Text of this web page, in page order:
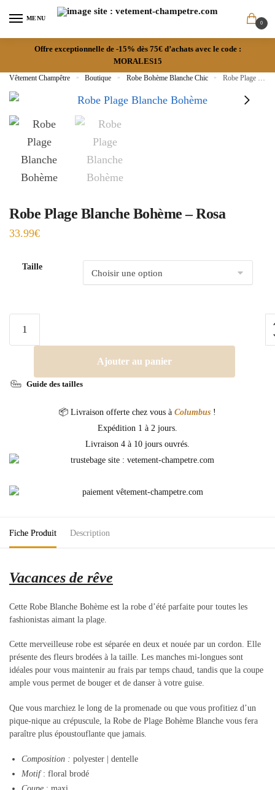
MENU
0
Offre exceptionnelle de -15% dès 75€ d’achats avec le code :
MORALES15
Vêtement Champêtre » Boutique » Robe Bohème Blanche Chic » Robe Plage Blanche Bohème – Rosa
Robe Plage Blanche Bohème – Rosa
33.99€
Taille
Ajouter au panier
Guide des tailles
📦 Livraison offerte chez vous à Columbus !
Expédition 1 à 2 jours.
Livraison 4 à 10 jours ouvrés.
Fiche Produit Description
Vacances de rêve
Cette Robe Blanche Bohème est la robe d’été parfaite pour toutes les
fashionistas aimant la plage.
Cette merveilleuse robe est séparée en deux et nouée par un cordon. Elle
présente des fleurs brodées à la taille. Les manches mi-longues sont
idéales pour vous maintenir au frais par temps chaud, tandis que la coupe
ample vous permet de bouger et de danser à votre guise.
Que vous marchiez le long de la promenade ou que vous profitiez d’un
pique-nique au crépuscule, la Robe de Plage Bohème Blanche vous fera
paraître plus époustouflante que jamais.
Composition : polyester | dentelle
Motif: floral brodé